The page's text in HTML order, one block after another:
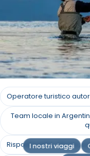
Viaggi
Porta delle
I nostri viaggi
Operatore turistico
Team locale in
Risposta entro 24 ore,